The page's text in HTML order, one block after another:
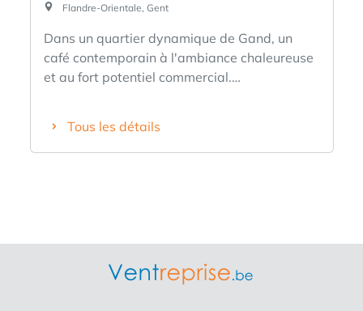
Flandre-Orientale, Gent
Dans un quartier dynamique de Gand, un
café contemporain à l'ambiance chaleureuse
et au fort potentiel commercial.
d'étudiants, de riverains et de visiteurs, ce
qui lui confère une atmosphère animée et
matériel date de mai 2025 Machine à café
Tous les détails